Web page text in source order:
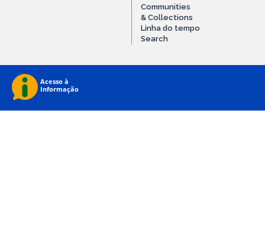
Communities
& Collections
Linha do tempo
Search